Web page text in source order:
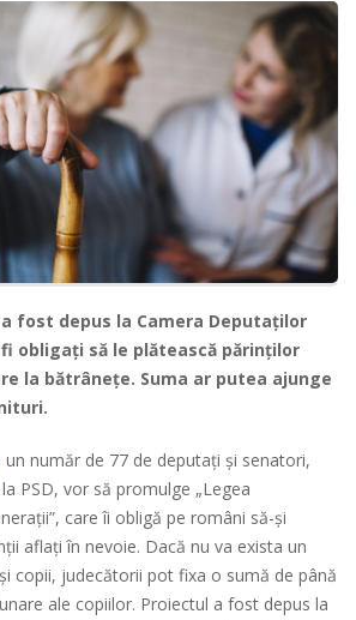
fost depus la Camera Deputaților
obligați să le plătească părinților
la bătrânețe. Suma ar putea ajunge
un număr de 77 de deputați și senatori,
PSD, vor să promulge „Legea
care îi obligă pe români să-și
aflați în nevoie. Dacă nu va exista un
copii, judecătorii pot fixa o sumă de până
ale copiilor. Proiectul a fost depus la